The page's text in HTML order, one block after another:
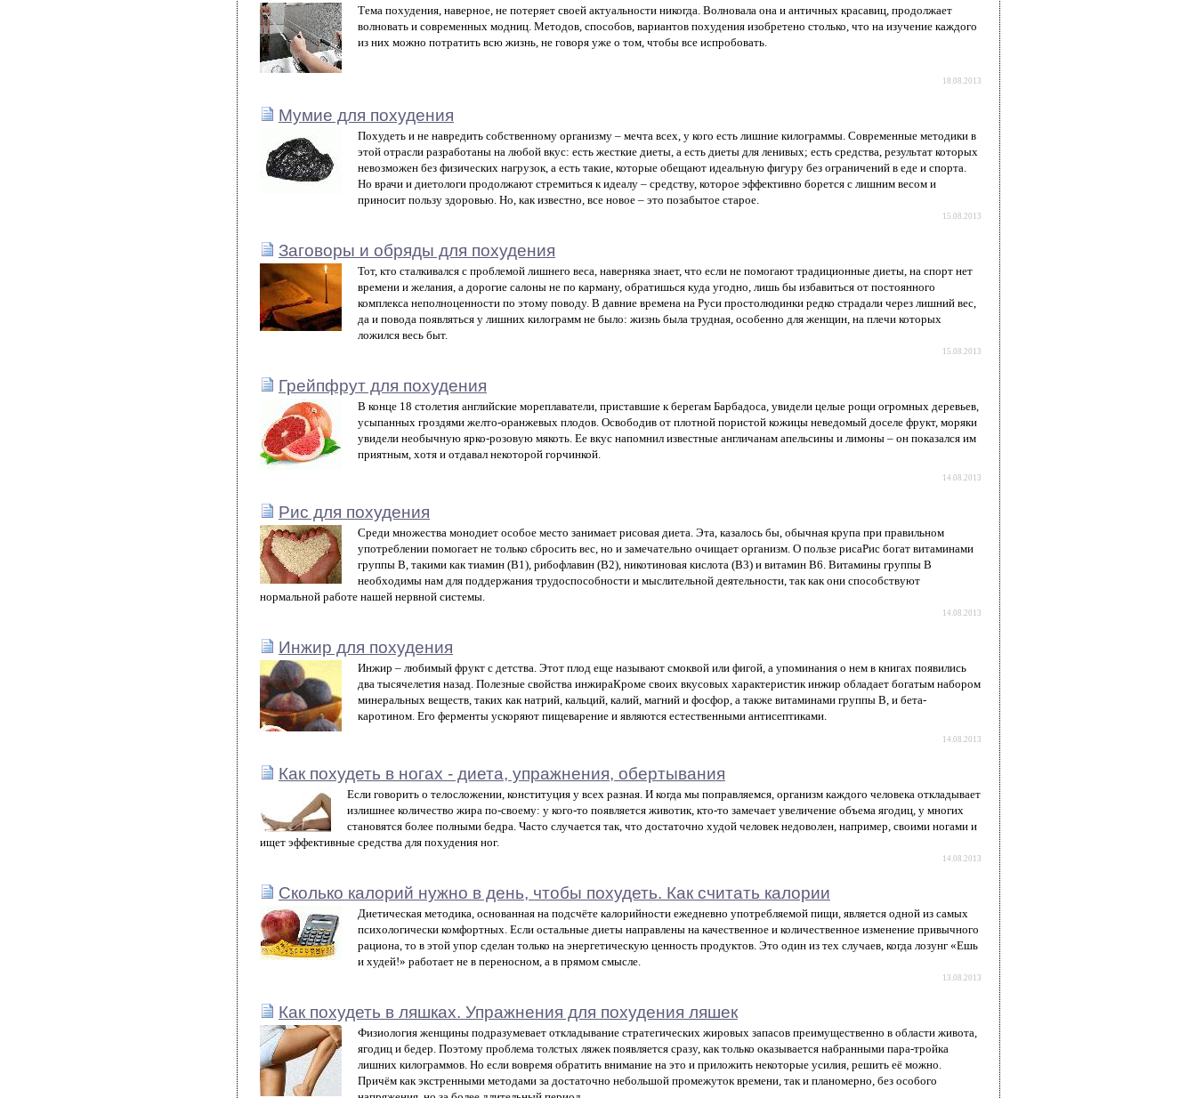
Тема похудения, наверное, не потеряет своей актуальности никогда. Волновала она и античных красавиц, продолжает
волновать и современных модниц. Методов, способов, вариантов похудения изобретено столько, что на изучение каждого
из них можно потратить всю жизнь, не говоря уже о том, чтобы все испробовать.
18.08.2013
Мумие для похудения
Похудеть и не навредить собственному организму – мечта всех, у кого есть лишние килограммы. Современные методики в
этой отрасли разработаны на любой вкус: есть жесткие диеты, а есть диеты для ленивых; есть средства, результат которых
невозможен без физических нагрузок, а есть такие, которые обещают идеальную фигуру без ограничений в еде и спорта.
Но врачи и диетологи продолжают стремиться к идеалу – средству, которое эффективно борется с лишним весом и
приносит пользу здоровью. Но, как известно, все новое – это позабытое старое.
15.08.2013
Заговоры и обряды для похудения
Тот, кто сталкивался с проблемой лишнего веса, наверняка знает, что если не помогают традиционные диеты, на спорт нет
времени и желания, а дорогие салоны не по карману, обратишься куда угодно, лишь бы избавиться от постоянного
комплекса неполноценности по этому поводу. В давние времена на Руси простолюдинки редко страдали через лишний вес,
да и повода появляться у лишних килограмм не было: жизнь была трудная, особенно для женщин, на плечи которых
ложился весь быт.
15.08.2013
Грейпфрут для похудения
В конце 18 столетия английские мореплаватели, приставшие к берегам Барбадоса, увидели целые рощи огромных деревьев,
усыпанных гроздями желто-оранжевых плодов. Освободив от плотной пористой кожицы неведомый доселе фрукт, моряки
увидели необычную ярко-розовую мякоть. Ее вкус напомнил известные англичанам апельсины и лимоны – он показался им
приятным, хотя и отдавал некоторой горчинкой.
14.08.2013
Рис для похудения
Среди множества монодиет особое место занимает рисовая диета. Эта, казалось бы, обычная крупа при правильном
употреблении помогает не только сбросить вес, но и замечательно очищает организм. О пользе рисаРис богат витаминами
группы В, такими как тиамин (В1), рибофлавин (В2), никотиновая кислота (В3) и витамин В6. Витамины группы В
необходимы нам для поддержания трудоспособности и мыслительной деятельности, так как они способствуют
нормальной работе нашей нервной системы.
14.08.2013
Инжир для похудения
Инжир – любимый фрукт с детства. Этот плод еще называют смоквой или фигой, а упоминания о нем в книгах появились
два тысячелетия назад. Полезные свойства инжираКроме своих вкусовых характеристик инжир обладает богатым набором
минеральных веществ, таких как натрий, кальций, калий, магний и фосфор, а также витаминами группы В, и бета-
каротином. Его ферменты ускоряют пищеварение и являются естественными антисептиками.
14.08.2013
Как похудеть в ногах - диета, упражнения, обертывания
Если говорить о телосложении, конституция у всех разная. И когда мы поправляемся, организм каждого человека откладывает
излишнее количество жира по-своему: у кого-то появляется животик, кто-то замечает увеличение объема ягодиц, у многих
становятся более полными бедра. Часто случается так, что достаточно худой человек недоволен, например, своими ногами и
ищет эффективные средства для похудения ног.
14.08.2013
Сколько калорий нужно в день, чтобы похудеть. Как считать калории
Диетическая методика, основанная на подсчёте калорийности ежедневно употребляемой пищи, является одной из самых
психологически комфортных. Если остальные диеты направлены на качественное и количественное изменение привычного
рациона, то в этой упор сделан только на энергетическую ценность продуктов. Это один из тех случаев, когда лозунг «Ешь
и худей!» работает не в переносном, а в прямом смысле.
13.08.2013
Как похудеть в ляшках. Упражнения для похудения ляшек
Физиология женщины подразумевает откладывание стратегических жировых запасов преимущественно в области живота,
ягодиц и бедер. Поэтому проблема толстых ляжек появляется сразу, как только оказывается набранными пара-тройка
лишних килограммов. Но если вовремя обратить внимание на это и приложить некоторые усилия, решить её можно.
Причём как экстренными методами за достаточно небольшой промежуток времени, так и планомерно, без особого